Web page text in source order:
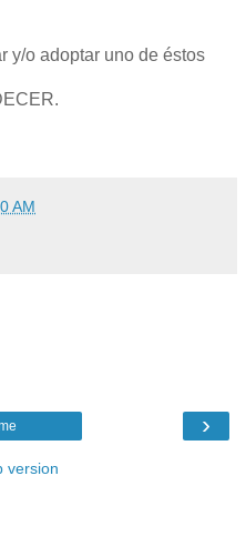
y/o adoptar uno de éstos
AM
›
version